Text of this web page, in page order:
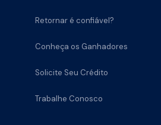
Retornar é confiável?
Conheça os Ganhadores
Solicite Seu Crédito
Trabalhe Conosco